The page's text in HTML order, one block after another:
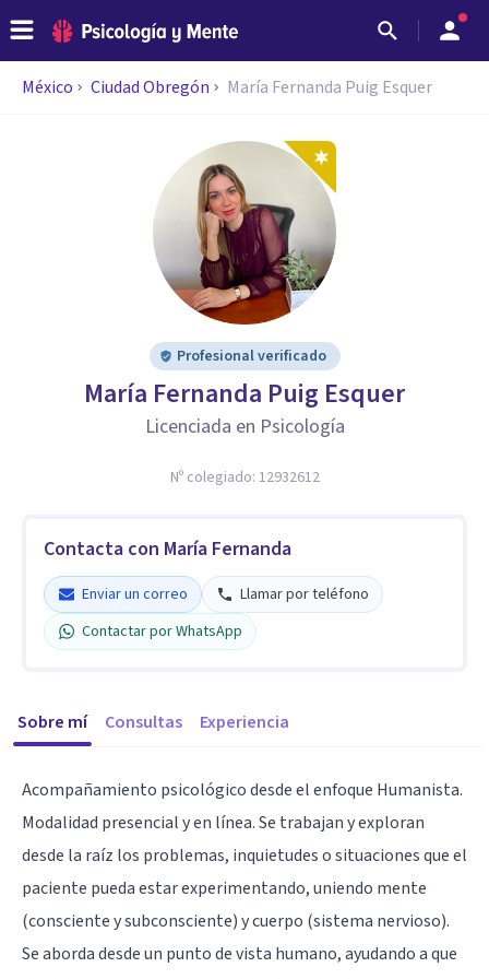
México Ciudad Obregón María Fernanda Puig Esquer
Profesional verificado
María Fernanda Puig Esquer
Licenciada en Psicología
Nº colegiado: 12932612
Contacta con María Fernanda
Enviar un correo
Llamar por teléfono
Contactar por WhatsApp
Sobre mí Consultas Experiencia
Acompañamiento psicológico desde el enfoque Humanista.
Modalidad presencial y en línea. Se trabajan y exploran
desde la raíz los problemas, inquietudes o situaciones que el
paciente pueda estar experimentando, uniendo mente
(consciente y subconsciente) y cuerpo (sistema nervioso).
Se aborda desde un punto de vista humano, ayudando a que